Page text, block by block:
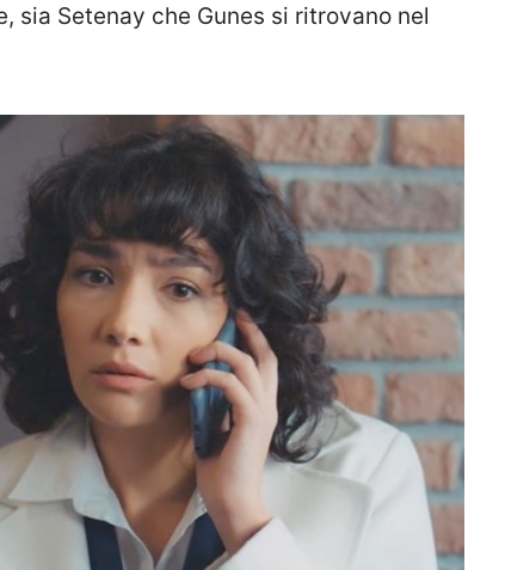
sia Setenay che Gunes si ritrovano nel